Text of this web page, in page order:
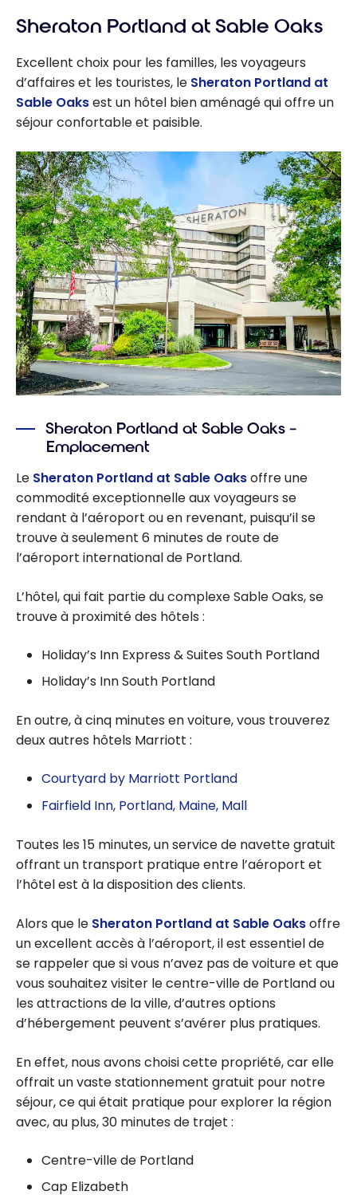
Sheraton Portland at Sable Oaks
Excellent choix pour les familles, les voyageurs
d’affaires et les touristes, le Sheraton Portland at
Sable Oaksest un hôtel bien aménagé qui offre un
séjour confortable et paisible.
Sheraton Portland at Sable Oaks –
Emplacement
Le Sheraton Portland at Sable Oaksoffre une
commodité exceptionnelle aux voyageurs se
rendant à l’aéroport ou en revenant, puisqu’il se
trouve à seulement 6 minutes de route de
l’aéroport international de Portland.
L’hôtel, qui fait partie du complexe Sable Oaks, se
trouve à proximité des hôtels :
Holiday’s Inn Express & Suites South Portland
Holiday’s Inn South Portland
En outre, à cinq minutes en voiture, vous trouverez
deux autres hôtels Marriott :
Courtyard by Marriott Portland
Fairfield Inn, Portland, Maine, Mall
Toutes les 15 minutes, un service de navette gratuit
offrant un transport pratique entre l’aéroport et
l’hôtel est à la disposition des clients.
Alors que le Sheraton Portland at Sable Oaksoffre
un excellent accès à l’aéroport, il est essentiel de
se rappeler que si vous n’avez pas de voiture et que
vous souhaitez visiter le centre-ville de Portland ou
les attractions de la ville, d’autres options
d’hébergement peuvent s’avérer plus pratiques.
En effet, nous avons choisi cette propriété, car elle
offrait un vaste stationnement gratuit pour notre
séjour, ce qui était pratique pour explorer la région
avec, au plus, 30 minutes de trajet :
Centre-ville de Portland
Cap Elizabeth